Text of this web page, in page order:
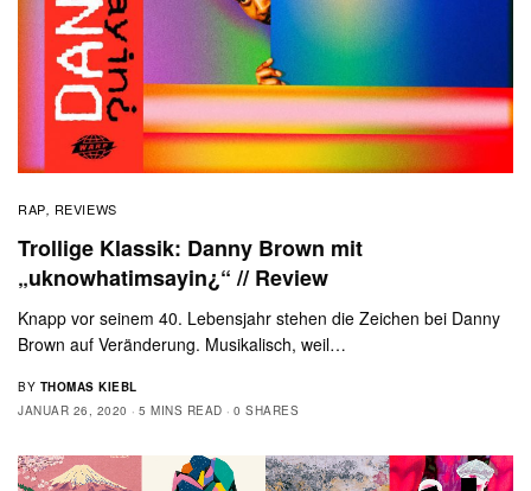
RAP, REVIEWS
Trollige Klassik: Danny Brown mit
„uknowhatimsayin¿“ // Review
Knapp vor seinem 40. Lebensjahr stehen die Zeichen bei Danny
Brown auf Veränderung. Musikalisch, weil…
BY THOMAS KIEBL
JANUAR 26, 2020
5 MINS READ 0 SHARES